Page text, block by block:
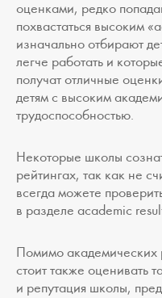
оценками, редко
похвастаться высоким
изначально отбирают
легче работать и
получат отличные
детям с высоким
трудоспособностью.
Некоторые школы
рейтингах, так как не
всегда можете
в разделе academic
Помимо академических
стоит также оценивать
и репутация школы,